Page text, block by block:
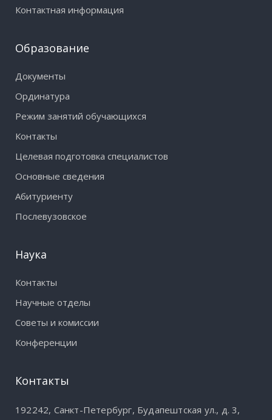
Контактная информация
Образование
Документы
Ординатура
Режим занятий обучающихся
Контакты
Целевая подготовка специалистов
Основные сведения
Абитуриенту
Послевузовское
Наука
Контакты
Научные отделы
Советы и комиссии
Конференции
Контакты
192242, Санкт-Петербург, Будапештская ул., д. 3,